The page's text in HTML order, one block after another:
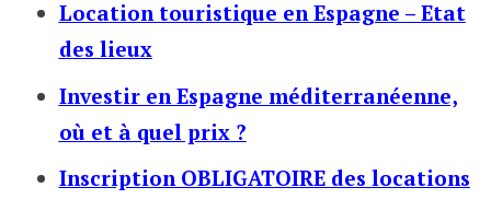
Location touristique en Espagne – Etat
des lieux
Investir en Espagne méditerranéenne,
où et à quel prix ?
Inscription OBLIGATOIRE des locations